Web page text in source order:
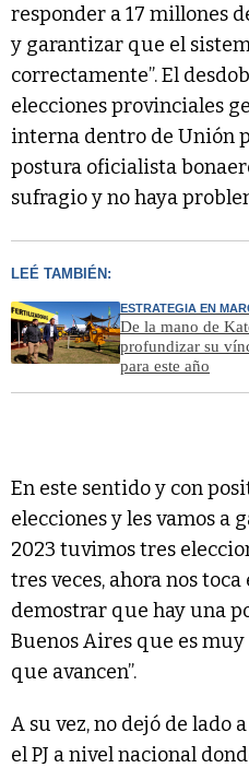
responder a 17 millones
y garantizar que el
correctamente”. El
elecciones provinciales
interna dentro de Unión
postura oficialista
sufragio y no haya
LEÉ TAMBIÉN:
ESTRATEGIA EN
De la mano de
profundizar su
para este año
En este sentido y con
elecciones y les vamos a
2023 tuvimos tres
tres veces, ahora nos
demostrar que hay una
Buenos Aires que es
que avancen”.
A su vez, no dejó de
el PJ a nivel nacional